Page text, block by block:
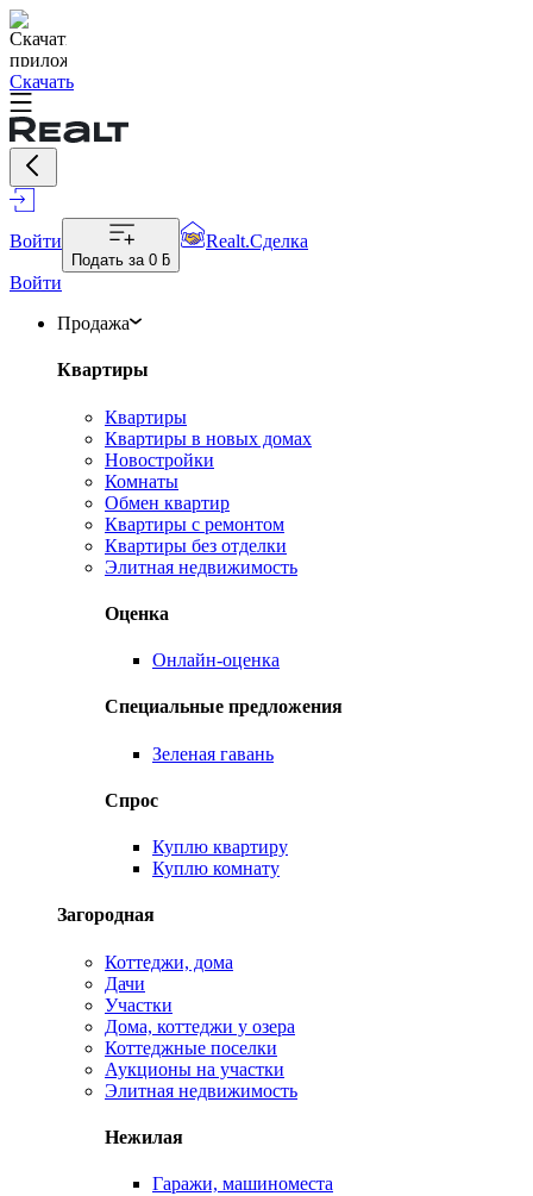
Скачать
Войти
Подать за 0 ƃ
Realt.Сделка
Войти
Продажа
Квартиры
Квартиры
Квартиры в новых домах
Новостройки
Комнаты
Обмен квартир
Квартиры с ремонтом
Квартиры без отделки
Элитная недвижимость
Оценка
Онлайн-оценка
Специальные предложения
Зеленая гавань
Спрос
Куплю квартиру
Куплю комнату
Загородная
Коттеджи, дома
Дачи
Участки
Дома, коттеджи у озера
Коттеджные поселки
Аукционы на участки
Элитная недвижимость
Нежилая
Гаражи, машиноместа